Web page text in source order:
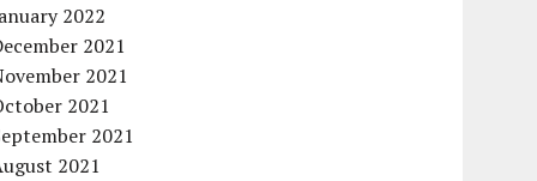
2022
2021
2021
2021
2021
2021